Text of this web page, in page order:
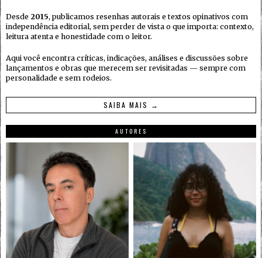
Desde 2015, publicamos resenhas autorais e textos opinativos com
independência editorial, sem perder de vista o que importa: contexto,
leitura atenta e honestidade com o leitor.
Aqui você encontra críticas, indicações, análises e discussões sobre
lançamentos e obras que merecem ser revisitadas — sempre com
personalidade e sem rodeios.
SAIBA MAIS →
AUTORES